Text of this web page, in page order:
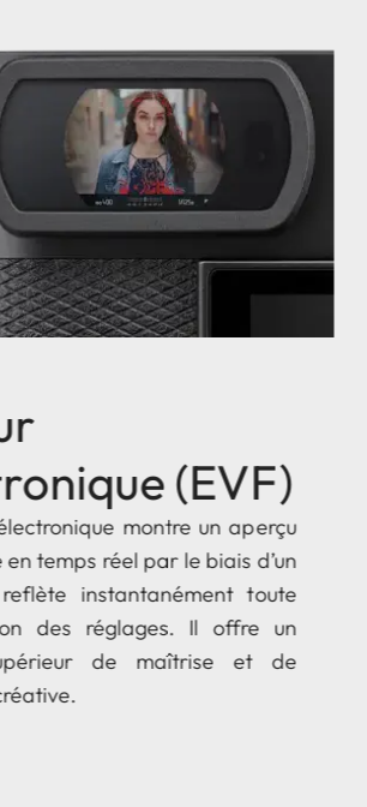
(EVF)
montre un aperçu
temps réel par le biais d’un
instantanément toute
des réglages. Il offre un
de maîtrise et de